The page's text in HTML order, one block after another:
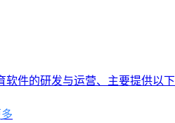
软件的研发与运营、主要提供以